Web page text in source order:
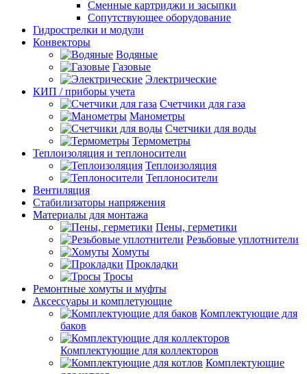
Сменные картриджи и засыпки
Сопутствующее оборудование
Гидрострелки и модули
Конвекторы
Водяные
Газовые
Электрические
КИП / приборы учета
Счетчики для газа
Манометры
Счетчики для воды
Термометры
Теплоизоляция и теплоносители
Теплоизоляция
Теплоносители
Вентиляция
Стабилизаторы напряжения
Материалы для монтажа
Пены, герметики
Резьбовые уплотнители
Хомуты
Прокладки
Тросы
Ремонтные хомуты и муфты
Аксессуары и комплетующие
Комплектующие для
баков
Комплектующие для коллекторов
Комплектующие